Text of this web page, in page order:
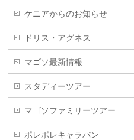
ケニアからのお知らせ
ドリス・アグネス
マゴソ最新情報
スタディーツアー
マゴソファミリーツアー
ポレポレキャラバン